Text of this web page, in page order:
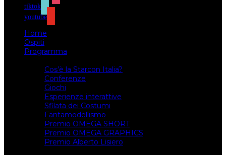
tiktok
youtube
Home
Ospiti
Programma
Cos’è la Starcon Italia?
Conferenze
Giochi
Esperienze interattive
Sfilata dei Costumi
Fantamodellismo
Premio OMEGA SHORT
Premio OMEGA GRAPHICS
Premio Alberto Lisiero